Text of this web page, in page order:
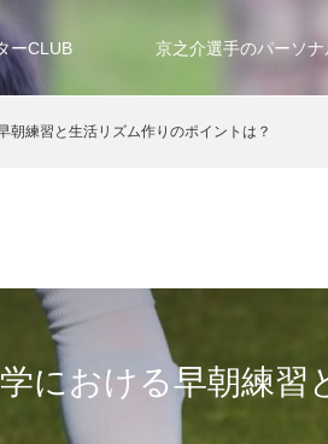
ーCLUB 京之介選手のパーソナ
朝練習と生活リズム作りのポイントは？
における早朝練習